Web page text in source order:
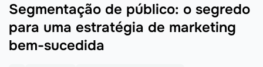
Segmentação de público: o segredo
para uma estratégia de marketing
bem-sucedida